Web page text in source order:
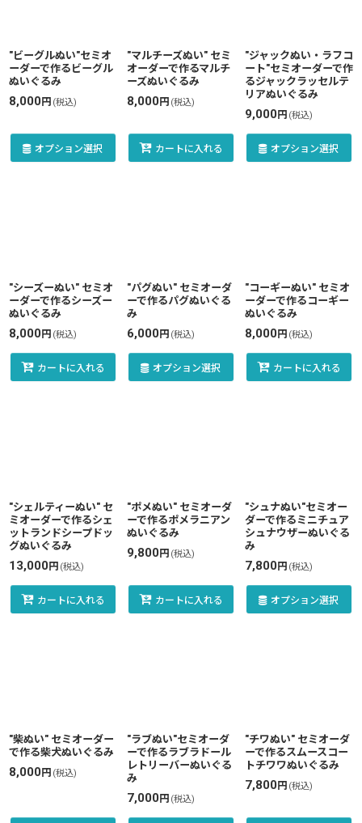
"ビーグルぬい"セミオ
ーダーで作るビーグル
ぬいぐるみ
8,000円 (税込)
オプション選択
"マルチーズぬい" セミ
オーダーで作るマルチ
ーズぬいぐるみ
8,000円 (税込)
カートに入れる
"ジャックぬい・ラフコ
ート"セミオーダーで作
るジャックラッセルテ
リアぬいぐるみ
9,000円 (税込)
オプション選択
"シーズーぬい" セミオ
ーダーで作るシーズー
ぬいぐるみ
8,000円 (税込)
カートに入れる
"パグぬい" セミオーダ
ーで作るパグぬいぐる
み
6,000円 (税込)
オプション選択
"コーギーぬい" セミオ
ーダーで作るコーギー
ぬいぐるみ
8,000円 (税込)
カートに入れる
"シェルティーぬい" セ
ミオーダーで作るシェ
ットランドシープドッ
グぬいぐるみ
13,000円 (税込)
カートに入れる
"ポメぬい" セミオーダ
ーで作るポメラニアン
ぬいぐるみ
9,800円 (税込)
カートに入れる
"シュナぬい"セミオー
ダーで作るミニチュア
シュナウザーぬいぐる
み
7,800円 (税込)
オプション選択
"柴ぬい" セミオーダー
で作る柴犬ぬいぐるみ
8,000円 (税込)
"ラブぬい"セミオーダ
ーで作るラブラドール
レトリーバーぬいぐる
み
7,000円 (税込)
"チワぬい" セミオーダ
ーで作るスムースコー
トチワワぬいぐるみ
7,800円 (税込)